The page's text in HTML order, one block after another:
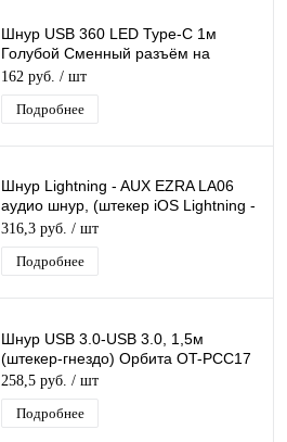
Шнур USB 360 LED Type-C 1м
Голубой Сменный разъём на
магните 360 градусов светящийся
Бегущие Огни
162 руб. / шт
Подробнее
Шнур Lightning - AUX EZRA LA06
аудио шнур, (штекер iOS Lightning -
штекер Джек 3,5мм) 1 м
316,3 руб. / шт
Подробнее
Шнур USB 3.0-USB 3.0, 1,5м
(штекер-гнездо) Орбита OT-PCC17
258,5 руб. / шт
Подробнее